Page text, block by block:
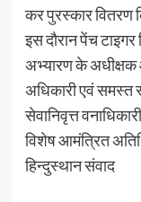
कर पुरस्कार वितरण
इस दौरान पेंच
अभ्यारण के अधीक्षक
अधिकारी एवं समस्त
सेवानिवृत्त
विशेष आमंत्रित
हिन्दुस्थान संवाद